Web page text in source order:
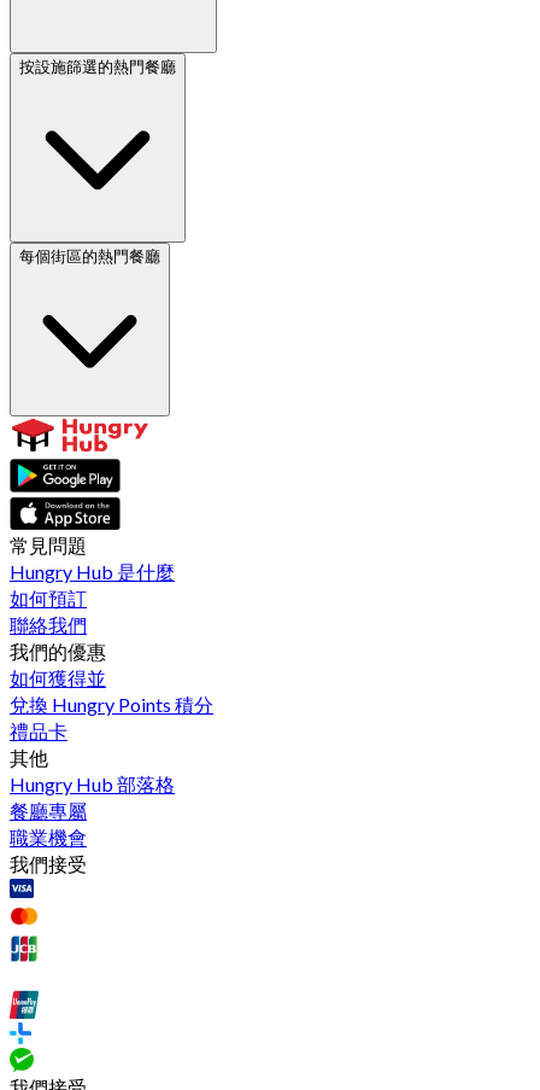
按設施篩選的熱門餐廳
每個街區的熱門餐廳
常見問題
Hungry Hub 是什麼
如何預訂
聯絡我們
我們的優惠
如何獲得並
兌換 Hungry Points 積分
禮品卡
其他
Hungry Hub 部落格
餐廳專屬
職業機會
我們接受